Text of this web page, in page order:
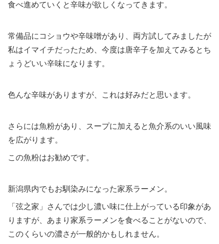
食べ進めていくと辛味が欲しくなってきます。
常備品にコショウや辛味噌があり、両方試してみましたが
私はイマイチだったため、今度は唐辛子を加えてみるとち
ょうどいい辛味になります。
色んな辛味がありますが、これは好みだと思います。
さらには魚粉があり、スープに加えると魚介系のいい風味
を広がります。
この魚粉はお勧めです。
新潟県内でもお馴染みになった家系ラーメン。
「弦之家」さんでは少し濃い味に仕上がっている印象があ
りますが、あまり家系ラーメンを食べることがないので、
このくらいの濃さが一般的かもしれません。